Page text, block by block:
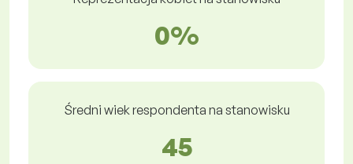
0%
Średni wiek respondenta na stanowisku
45